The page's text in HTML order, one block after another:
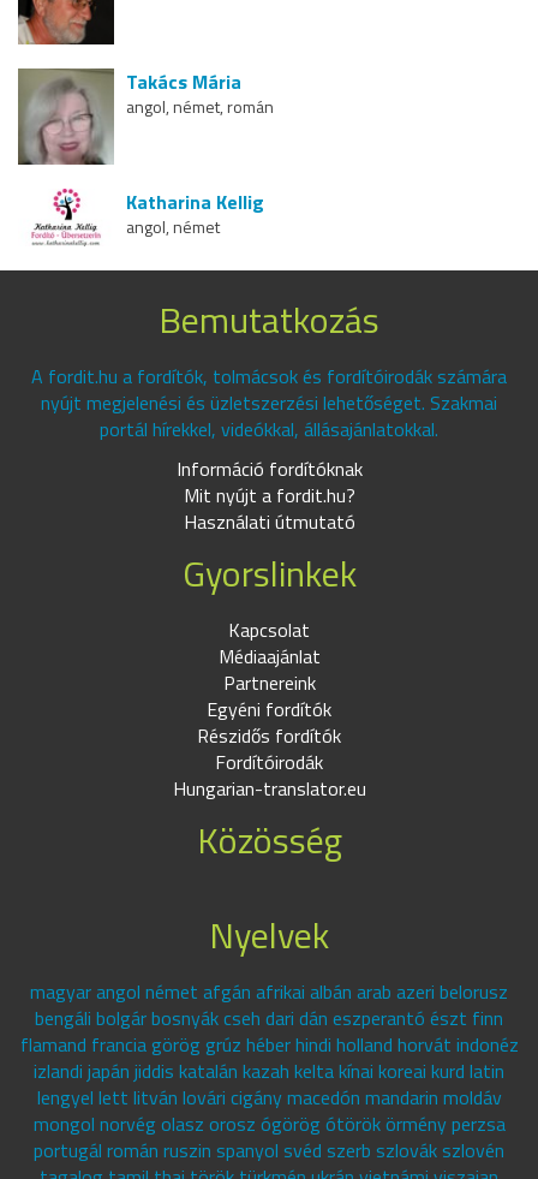
Takács Mária
angol, német, román
Katharina Kellig
angol, német
Bemutatkozás
A fordit.hu a fordítók, tolmácsok és fordítóirodák számára
nyújt megjelenési és üzletszerzési lehetőséget. Szakmai
portál hírekkel, videókkal, állásajánlatokkal.
Információ fordítóknak
Mit nyújt a fordit.hu?
Használati útmutató
Gyorslinkek
Kapcsolat
Médiaajánlat
Partnereink
Egyéni fordítók
Részidős fordítók
Fordítóirodák
Hungarian-translator.eu
Közösség
Nyelvek
magyar angol német afgán afrikai albán arab azeri belorusz
bengáli bolgár bosnyák cseh dari dán eszperantó észt finn
flamand francia görög grúz héber hindi holland horvát indonéz
izlandi japán jiddis katalán kazah kelta kínai koreai kurd latin
lengyel lett litván lovári cigány macedón mandarin moldáv
mongol norvég olasz orosz ógörög ótörök örmény perzsa
portugál román ruszin spanyol svéd szerb szlovák szlovén